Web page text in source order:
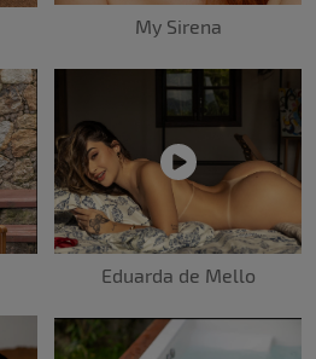
My Sirena
Eduarda de Mello